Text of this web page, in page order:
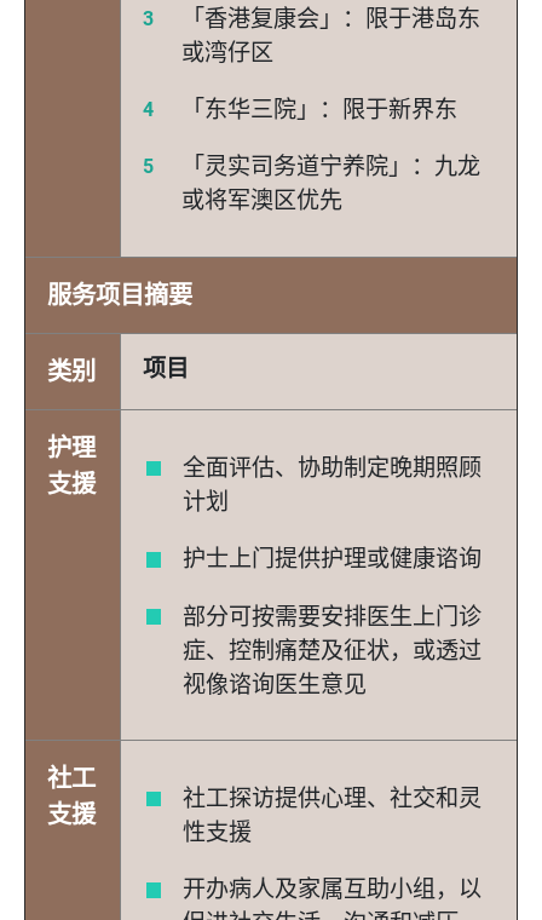
「香港复康会」：限于港岛东
或湾仔区
「东华三院」：限于新界东
「灵实司务道宁养院」：九龙
或将军澳区优先
服务项目摘要
类别 项目
护理
支援
全面评估、协助制定晚期照顾
计划
护士上门提供护理或健康谘询
部分可按需要安排医生上门诊
症、控制痛楚及征状，或透过
视像谘询医生意见
社工
支援
社工探访提供心理、社交和灵
性支援
开办病人及家属互助小组，以